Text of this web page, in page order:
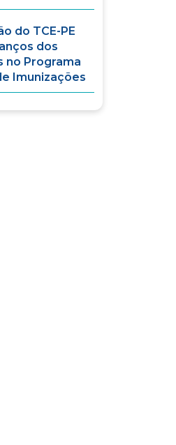
do TCE-PE
dos
no Programa
Imunizações